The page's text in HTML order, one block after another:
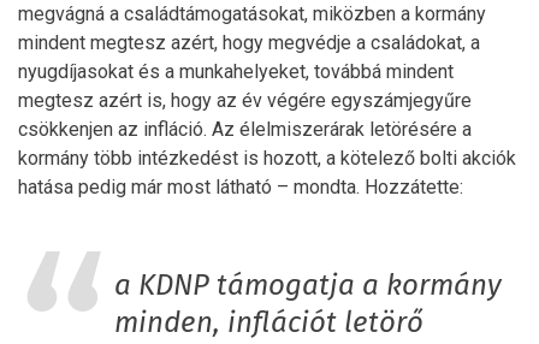
megvágná a családtámogatásokat, miközben a kormány
mindent megtesz azért, hogy megvédje a családokat, a
nyugdíjasokat és a munkahelyeket, továbbá mindent
megtesz azért is, hogy az év végére egyszámjegyűre
csökkenjen az infláció. Az élelmiszerárak letörésére a
kormány több intézkedést is hozott, a kötelező bolti akciók
hatása pedig már most látható – mondta. Hozzátette:
a KDNP támogatja a kormány
minden, inflációt letörő